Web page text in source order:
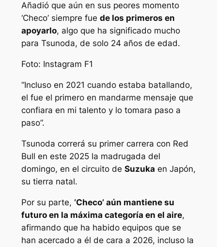
Añadió que aún en sus peores momento
‘Checo’ siempre fue de los primeros en
apoyarlo, algo que ha significado mucho
para Tsunoda, de solo 24 años de edad.
Foto: Instagram F1
“Incluso en 2021 cuando estaba batallando,
el fue el primero en mandarme mensaje que
confiara en mi talento y lo tomara paso a
paso”.
Tsunoda correrá su primer carrera con Red
Bull en este 2025 la madrugada del
domingo, en el circuito de Suzuka en Japón,
su tierra natal.
Por su parte, ‘Checo’ aún mantiene su
futuro en la máxima categoría en el aire,
afirmando que ha habido equipos que se
han acercado a él de cara a 2026, incluso la